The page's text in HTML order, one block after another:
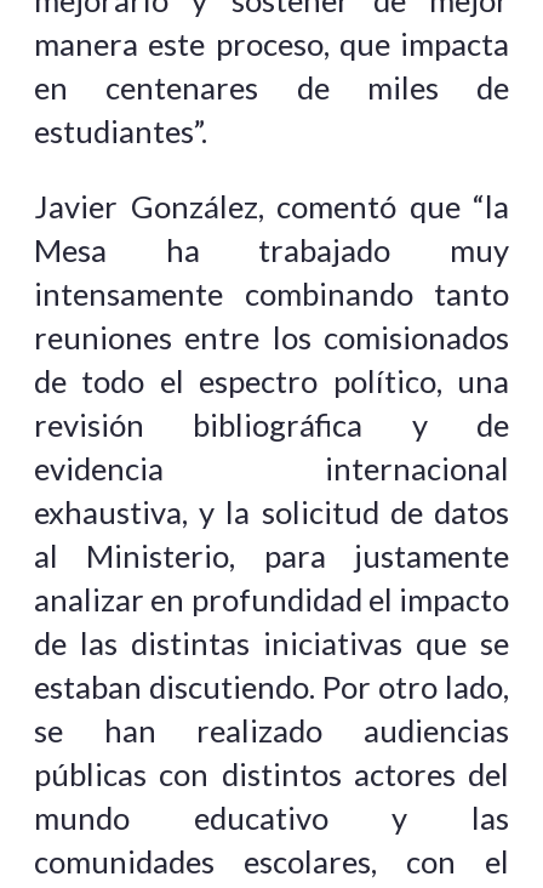
manera este proceso, que impacta
en centenares de miles de
estudiantes”.
Javier González, comentó que “la
Mesa ha trabajado muy
intensamente combinando tanto
reuniones entre los comisionados
de todo el espectro político, una
revisión bibliográfica y de
evidencia internacional
exhaustiva, y la solicitud de datos
al Ministerio, para justamente
analizar en profundidad el impacto
de las distintas iniciativas que se
estaban discutiendo. Por otro lado,
se han realizado audiencias
públicas con distintos actores del
mundo educativo y las
comunidades escolares, con el